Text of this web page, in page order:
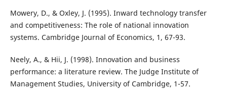
Mowery, D., & Oxley, J. (1995). Inward technology transfer
and competitiveness: The role of national innovation
systems. Cambridge Journal of Economics, 1, 67-93.
Neely, A., & Hii, J. (1998). Innovation and business
performance: a literature review. The Judge Institute of
Management Studies, University of Cambridge, 1-57.